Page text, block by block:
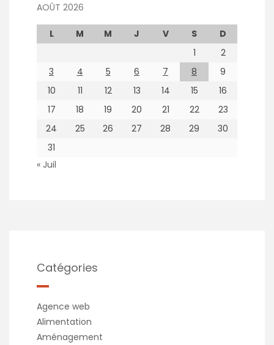
AOÛT 2026
L M M J V S
D
1
2
3
4 5 6 7 8
9
10
11 12 13 14 15
16
17
18 19 20 21 22
23
24
25 26 27 28 29
30
31
« Juil
Catégories
Agence web
Alimentation
Aménagement